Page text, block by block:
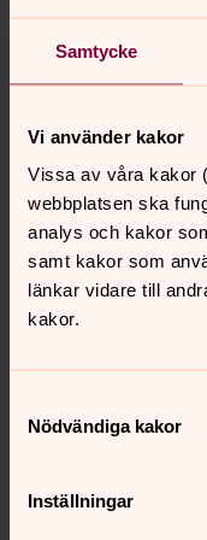
Samtycke
Vi använder kakor
Vissa av våra kakor
webbplatsen ska
analys och kakor
samt kakor som
länkar vidare till
kakor.
Nödvändiga kakor
Inställningar
gör skillnad
gör skillnad. Skänk
Stöd ett
Tillsammans
värdigt liv. Din gåva
den behövs bäst
Vill du att dina
för en god sak? Då